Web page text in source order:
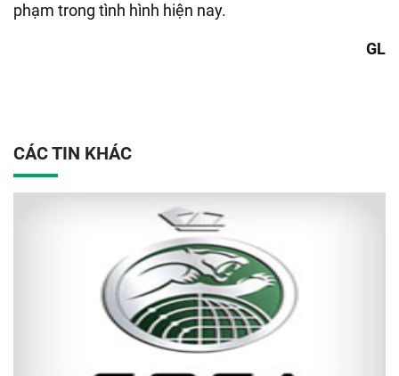
phạm trong tình hình hiện nay.
GL
CÁC TIN KHÁC